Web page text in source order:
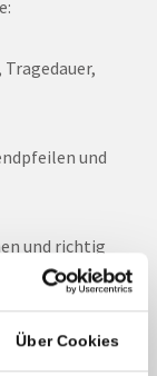
Über Cookies
und
und richtig
und dem